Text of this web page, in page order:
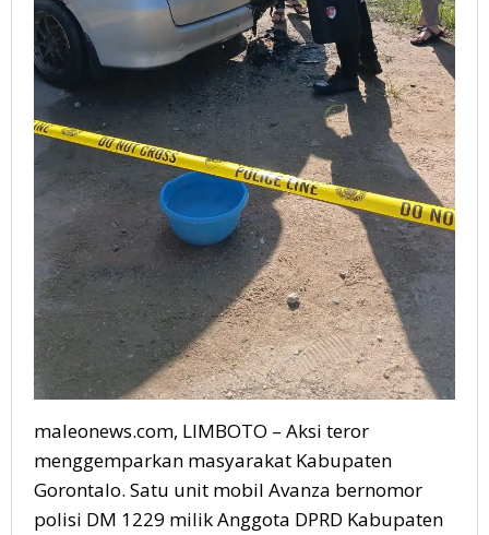
maleonews.com, LIMBOTO – Aksi teror
menggemparkan masyarakat Kabupaten
Gorontalo. Satu unit mobil Avanza bernomor
polisi DM 1229 milik Anggota DPRD Kabupaten